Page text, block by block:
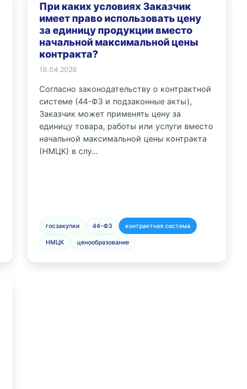
При каких условиях Заказчик
имеет право использовать цену
за единицу продукции вместо
начальной максимальной цены
контракта?
16.04.2026
Согласно законодательству о контрактной
системе (44-ФЗ и подзаконные акты),
Заказчик может применять цену за
единицу товара, работы или услуги вместо
начальной максимальной цены контракта
(НМЦК) в слу...
госзакупки 44-ФЗ контрактная система
НМЦК ценообразование